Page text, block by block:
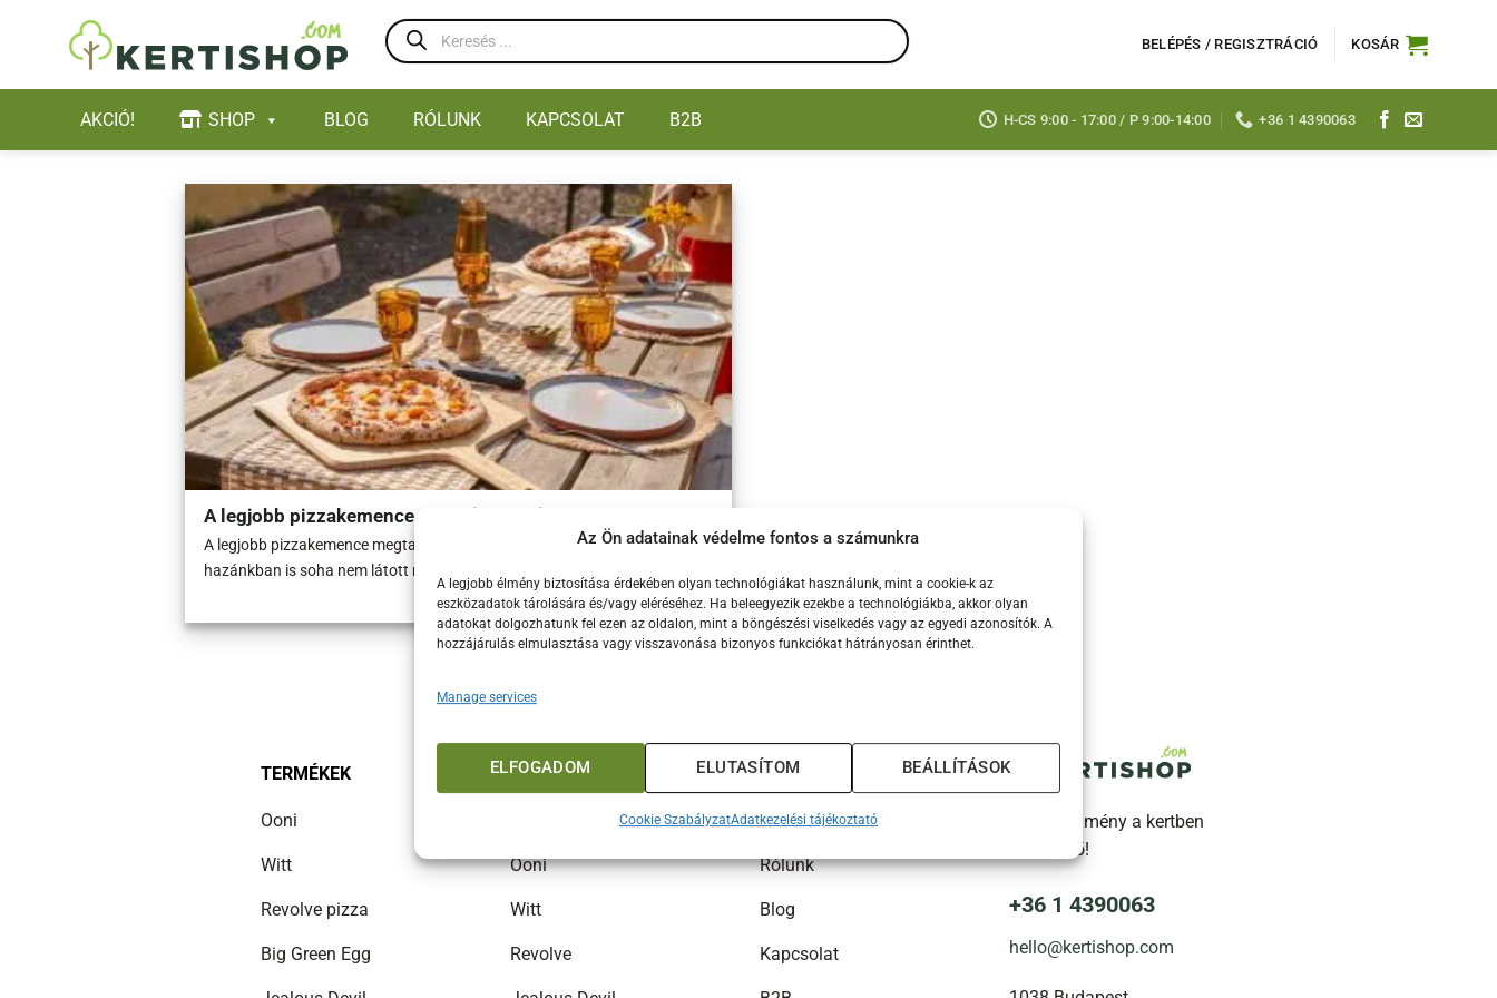
Az Ön adatainak védelme fontos a számunkra
A legjobb élmény biztosítása érdekében olyan technológiákat használunk, mint a cookie-k az
eszközadatok tárolására és/vagy eléréséhez. Ha beleegyezik ezekbe a technológiákba, akkor olyan
adatokat dolgozhatunk fel ezen az oldalon, mint a böngészési viselkedés vagy az egyedi azonosítók. A
hozzájárulás elmulasztása vagy visszavonása bizonyos funkciókat hátrányosan érinthet.
Manage services
ELFOGADOM ELUTASÍTOM BEÁLLÍTÁSOK
Cookie SzabályzatAdatkezelési tájékoztató
Products
search
BELÉPÉS / REGISZTRÁCIÓ KOSÁR
AKCIÓ! SHOP BLOG RÓLUNK KAPCSOLAT B2B H-CS 9:00 - 17:00 / P 9:00-14:00 +36 1 4390063
A legjobb pizzakemence – 2 márka az élvonalban
A legjobb pizzakemence megtalálása nem egyszerű. A házi pizzakészítés
hazánkban is soha nem látott népszerűségnek
TERMÉKEK
Ooni
Witt
Revolve pizza
Big Green Egg
MÁRKÁK
Big Green Egg
Ooni
Witt
Revolve
INFORMÁCIÓK
Fiókom
Rólunk
Blog
Kapcsolat
Legyen élmény a kertben
töltött idő!
+36 1 4390063
hello@kertishop.com